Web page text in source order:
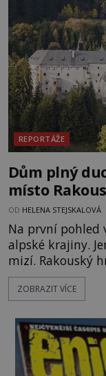
je umělá
1873 kilometrů,
REPORTÁŽE
Dům plný
místo
OD HELENA STEJSKALOVÁ
Na první pohled
alpské krajiny.
mizí. Rakouský
nejděsivějšího
slyší kroky v
temná minulost
dodnes nepodařilo
horách
ZOBRAZIT VÍCE